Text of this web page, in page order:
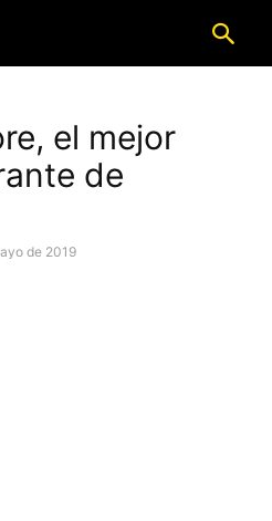
el mejor
de
de 2019